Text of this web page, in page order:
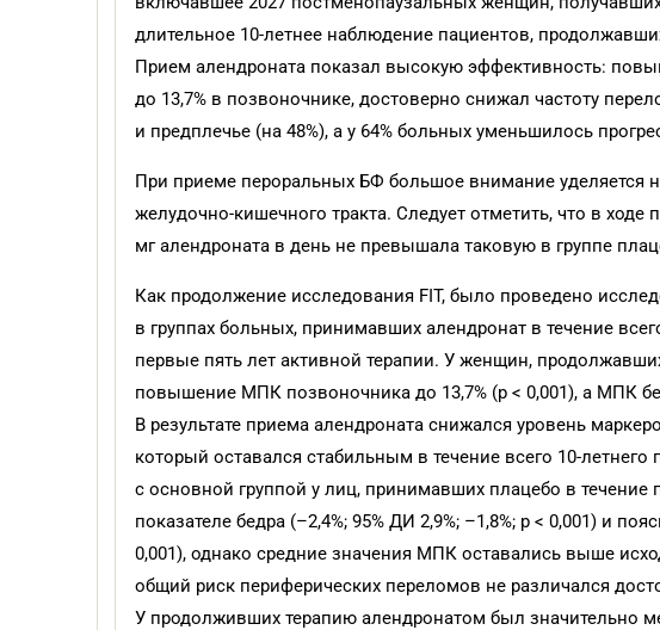
длительное 10-летнее наблюдение пациентов,
Прием алендроната показал высокую эффективность:
до 13,7% в позвоночнике, достоверно снижал частоту
и предплечье (на 48%), а у 64% больных уменьшилось
При приеме пероральных БФ большое внимание
желудочно-кишечного тракта. Следует отметить, что в
мг алендроната в день не превышала таковую в группе
Как продолжение исследования FIT, было проведено
в группах больных, принимавших алендронат в течение
первые пять лет активной терапии. У женщин,
повышение МПК позвоночника до 13,7% (p < 0,001), а МПК
В результате приема алендроната снижался уровень
который оставался стабильным в течение всего 10-
с основной группой у лиц, принимавших плацебо в
показателе бедра (–2,4%; 95% ДИ 2,9%; –1,8%; р < 0,001) и
0,001), однако средние значения МПК оставались выше
общий риск периферических переломов не различался
У продолживших терапию алендронатом был значительно